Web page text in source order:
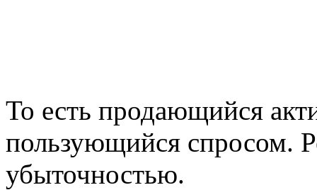
То есть продающийся
пользующийся спросом.
убыточностью.